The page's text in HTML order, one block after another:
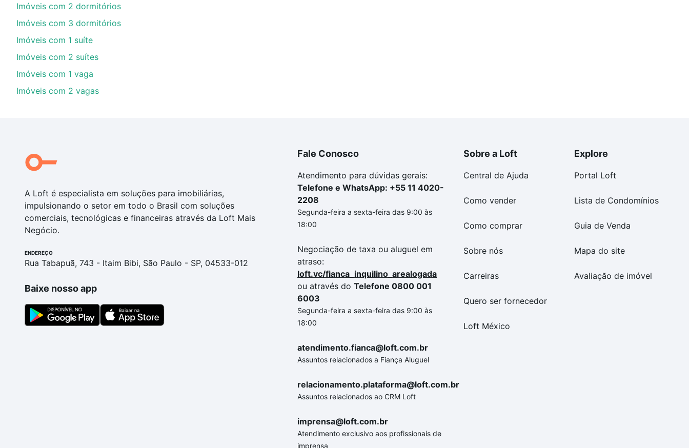
portal quanto custa comprar um apartamento
Imóveis com 2 dormitórios
Imóveis com 3 dormitórios
Imóveis com 1 suíte
Imóveis com 2 suítes
Imóveis com 1 vaga
Imóveis com 2 vagas
A Loft é especialista em soluções para imobiliárias,
impulsionando o setor em todo o Brasil com soluções
comerciais, tecnológicas e financeiras através da Loft Mais
Negócio.
ENDEREÇO
Rua Tabapuã, 743 - Itaim Bibi, São Paulo - SP, 04533-012
Baixe nosso app
Fale Conosco
Atendimento para dúvidas gerais:
Telefone e WhatsApp: +55 11 4020-
2208
Segunda-feira a sexta-feira das 9:00 às
18:00
Negociação de taxa ou aluguel em
atraso:
loft.vc/fianca_inquilino_arealogada
ou através do Telefone 0800 001
6003
Segunda-feira a sexta-feira das 9:00 às
18:00
atendimento.fianca@loft.com.br
Assuntos relacionados a Fiança Aluguel
relacionamento.plataforma@loft.com.br
Assuntos relacionados ao CRM Loft
imprensa@loft.com.br
Atendimento exclusivo aos profissionais de
imprensa
Sobre a Loft
Central de Ajuda
Como vender
Como comprar
Sobre nós
Carreiras
Quero ser fornecedor
Loft México
Explore
Portal Loft
Lista de Condomínios
Guia de Venda
Mapa do site
Avaliação de imóvel